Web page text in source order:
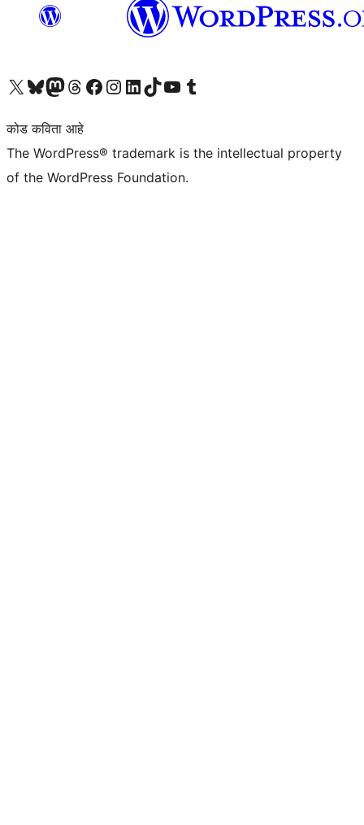
आमच्या X (एक्स) (पूर्वीचे ट्विटर) खात्याला भेट द्या आमच्या ब्लूस्की खात्याला भेट द्या.आमच्या Mastodon खात्याला भेट द्या.आमच्या थ्रेड्स खात्याला भेट द्या. आमच्या फेसबुक पेजला भेट द्या आमच्या इंस्टाग्राम खात्याला भेट द्या आमच्या लिंक्डइन खात्याला भेट द्या आमच्या टिकटॉक अकाउंटला भेट द्या.आमच्या यूट्यूब चॅनेलला भेट द्या आमच्या टंबलर खात्याला भेट द्या.
कोड कविता आहे
The WordPress® trademark is the intellectual property
of the WordPress Foundation.